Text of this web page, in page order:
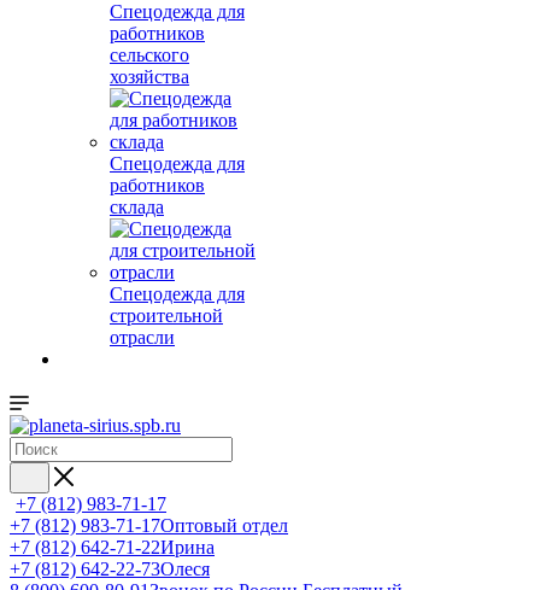
Спецодежда для
работников
сельского
хозяйства
Спецодежда для
работников
склада
Спецодежда для
строительной
отрасли
+7 (812) 983-71-17
+7 (812) 983-71-17Оптовый отдел
+7 (812) 642-71-22Ирина
+7 (812) 642-22-73Олеся